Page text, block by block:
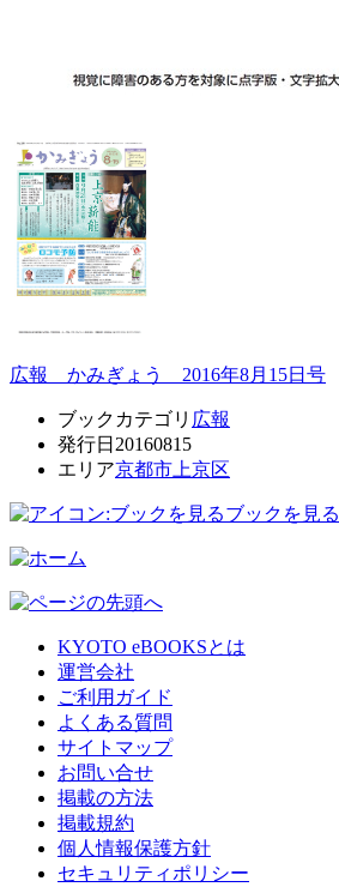
広報 かみぎょう 2016年8月15日号
ブックカテゴリ 広報
発行日 20160815
エリア京都市上京区
ブックを見る
KYOTO eBOOKSとは
運営会社
ご利用ガイド
よくある質問
サイトマップ
お問い合せ
掲載の方法
掲載規約
個人情報保護方針
セキュリティポリシー